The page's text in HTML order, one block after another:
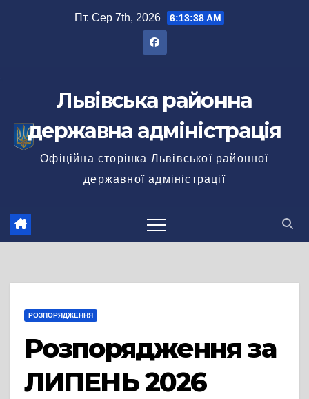
Пт. Сер 7th, 2026 6:13:39 AM
Львівська районна
державна адміністрація
Офіційна сторінка Львівської районної
державної адміністрації
РОЗПОРЯДЖЕННЯ
Розпорядження за
ЛИПЕНЬ 2026